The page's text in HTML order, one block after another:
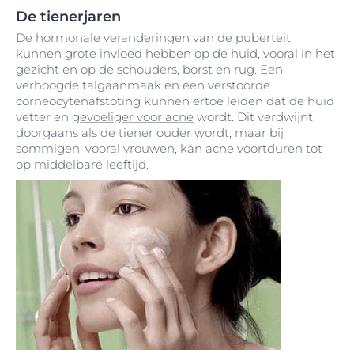
De tienerjaren
De hormonale veranderingen van de puberteit
kunnen grote invloed hebben op de huid, vooral in het
gezicht en op de schouders, borst en rug. Een
verhoogde talgaanmaak en een verstoorde
corneocytenafstoting kunnen ertoe leiden dat de huid
vetter en gevoeliger voor acne wordt. Dit verdwijnt
doorgaans als de tiener ouder wordt, maar bij
sommigen, vooral vrouwen, kan acne voortduren tot
op middelbare leeftijd.